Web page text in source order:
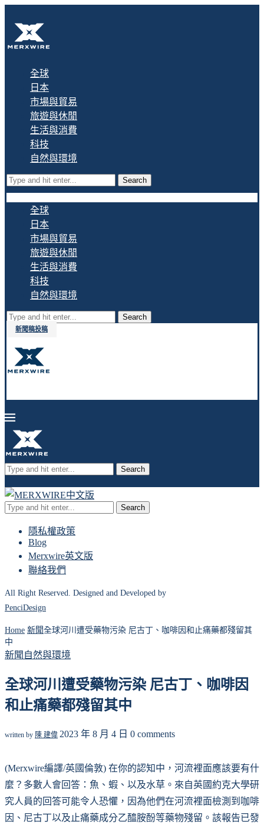
全球
日本
市場與貿易
旅遊與休閒
生活與消費
科技
自然與環境
Search
全球
日本
市場與貿易
旅遊與休閒
生活與消費
科技
自然與環境
Search
新聞稿投稿
Search
Search
隱私權政策
Blog
Merxwire英文版
聯絡我們
All Right Reserved. Designed and Developed by
PenciDesign
Home 新聞全球河川遭受藥物污染 尼古丁、咖啡因和止痛藥都殘留其
中
新聞 自然與環境
全球河川遭受藥物污染 尼古丁、咖啡因
和止痛藥都殘留其中
written by 陳 建偉 2023 年 8 月 4 日 0 comments
(Merxwire編譯/英國倫敦) 在你的認知中，河流裡面應該要有什
麼？多數人會回答：魚、蝦、以及水草。來自英國約克大學研
究人員的回答可能令人恐懼，因為他們在河流裡面檢測到咖啡
因、尼古丁以及止痛藥成分乙醯胺酚等藥物殘留。該報告已發